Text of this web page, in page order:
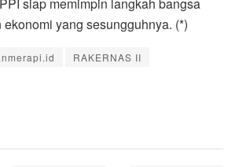
siap memimpin langkah bangsa
yang sesungguhnya. (*)
RAKERNAS II